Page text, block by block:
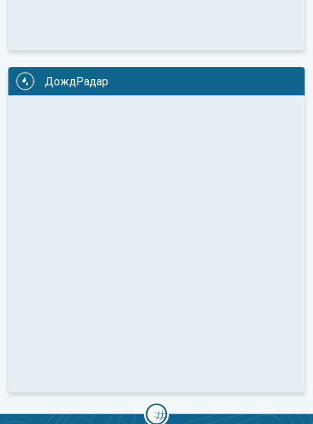
ДождРадар